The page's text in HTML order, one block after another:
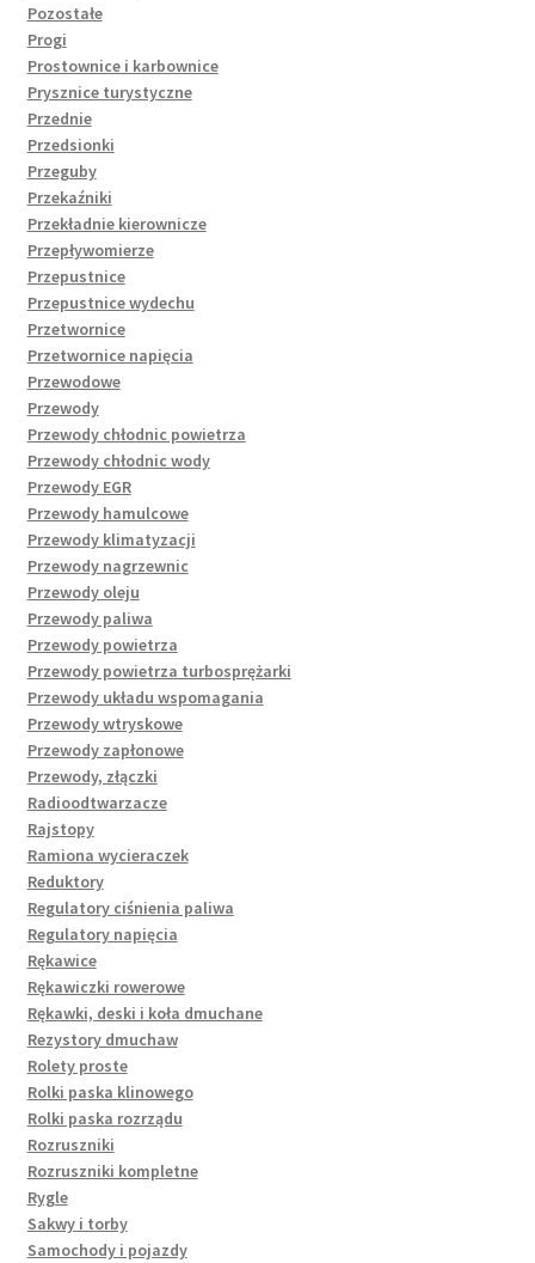
Pozostałe
Progi
Prostownice i karbownice
Prysznice turystyczne
Przednie
Przedsionki
Przeguby
Przekaźniki
Przekładnie kierownicze
Przepływomierze
Przepustnice
Przepustnice wydechu
Przetwornice
Przetwornice napięcia
Przewodowe
Przewody
Przewody chłodnic powietrza
Przewody chłodnic wody
Przewody EGR
Przewody hamulcowe
Przewody klimatyzacji
Przewody nagrzewnic
Przewody oleju
Przewody paliwa
Przewody powietrza
Przewody powietrza turbosprężarki
Przewody układu wspomagania
Przewody wtryskowe
Przewody zapłonowe
Przewody, złączki
Radioodtwarzacze
Rajstopy
Ramiona wycieraczek
Reduktory
Regulatory ciśnienia paliwa
Regulatory napięcia
Rękawice
Rękawiczki rowerowe
Rękawki, deski i koła dmuchane
Rezystory dmuchaw
Rolety proste
Rolki paska klinowego
Rolki paska rozrządu
Rozruszniki
Rozruszniki kompletne
Rygle
Sakwy i torby
Samochody i pojazdy